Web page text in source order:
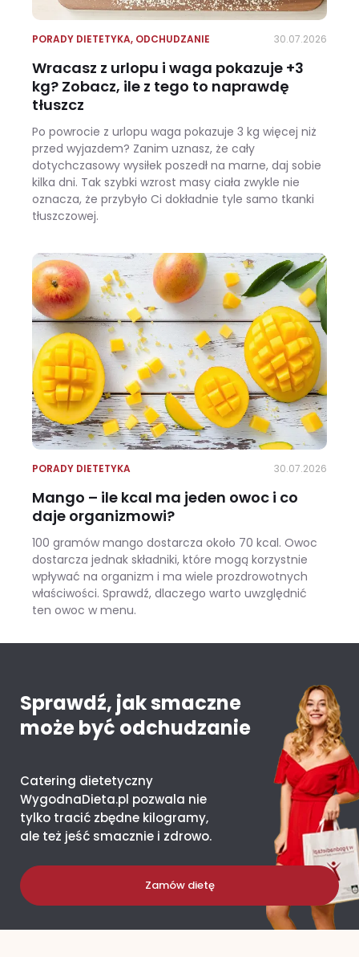
PORADY DIETETYKA, ODCHUDZANIE 30.07.2026
Wracasz z urlopu i waga pokazuje +3
kg? Zobacz, ile z tego to naprawdę
tłuszcz
Po powrocie z urlopu waga pokazuje 3 kg więcej niż
przed wyjazdem? Zanim uznasz, że cały
dotychczasowy wysiłek poszedł na marne, daj sobie
kilka dni. Tak szybki wzrost masy ciała zwykle nie
oznacza, że przybyło Ci dokładnie tyle samo tkanki
tłuszczowej.
PORADY DIETETYKA 30.07.2026
Mango – ile kcal ma jeden owoc i co
daje organizmowi?
100 gramów mango dostarcza około 70 kcal. Owoc
dostarcza jednak składniki, które mogą korzystnie
wpływać na organizm i ma wiele prozdrowotnych
właściwości. Sprawdź, dlaczego warto uwzględnić
ten owoc w menu.
Sprawdź, jak smaczne
może być odchudzanie
Catering dietetyczny
WygodnaDieta.pl pozwala nie
tylko tracić zbędne kilogramy,
ale też jeść smacznie i zdrowo.
Zamów dietę